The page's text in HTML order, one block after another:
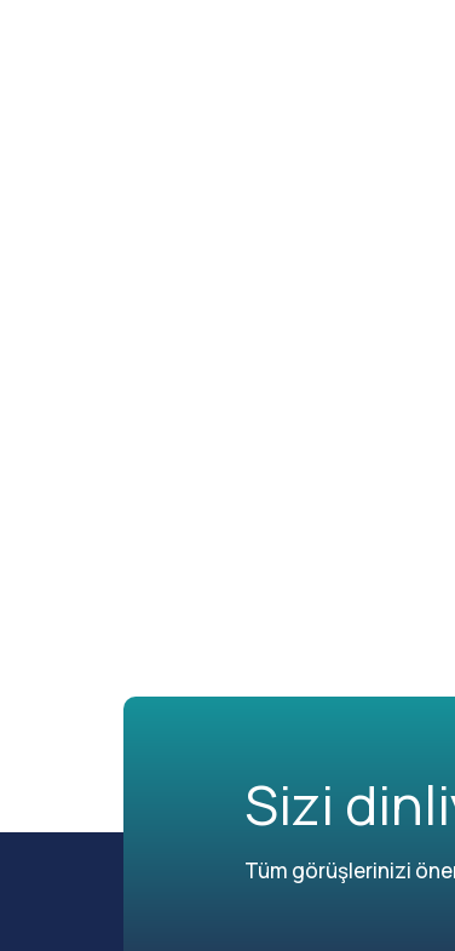
Sizi
Tüm görüşlerinizi